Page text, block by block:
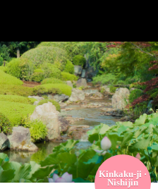
Kinkaku-ji ·
Nishijin